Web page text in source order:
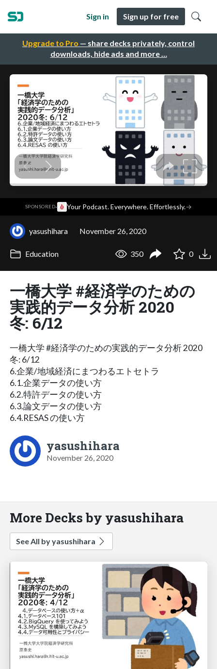
Upgrade to Pro — share decks privately, control
downloads, hide ads and more …
Sign in Sign up for free
SPONSORED· Your Podcast. Everywhere. Effortlessly.→
yasushihara November 26, 2020
Education 350 0
一橋大学 #経済学のための
実践的データ分析 2020
冬: 6/12
一橋大学 #経済学のための実践的データ分析 2020
冬: 6/12
6.企業/地域経済にまつわるエトセトラ
6.1.企業データの使い方
6.2.特許データの使い方
6.3.論文データの使い方
6.4.RESAS の使い方
yasushihara
November 26, 2020
More Decks by yasushihara
See All by yasushihara